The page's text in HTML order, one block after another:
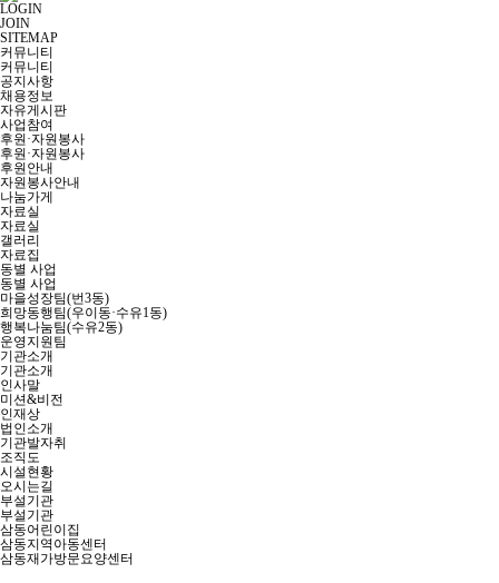
LOGIN
JOIN
SITEMAP
커뮤니티
커뮤니티
공지사항
채용정보
자유게시판
사업참여
후원·자원봉사
후원·자원봉사
후원안내
자원봉사안내
나눔가게
자료실
자료실
갤러리
자료집
동별 사업
동별 사업
마을성장팀(번3동)
희망동행팀(우이동·수유1동)
행복나눔팀(수유2동)
운영지원팀
기관소개
기관소개
인사말
미션&비전
인재상
법인소개
기관발자취
조직도
시설현황
오시는길
부설기관
부설기관
삼동어린이집
삼동지역아동센터
삼동재가방문요양센터